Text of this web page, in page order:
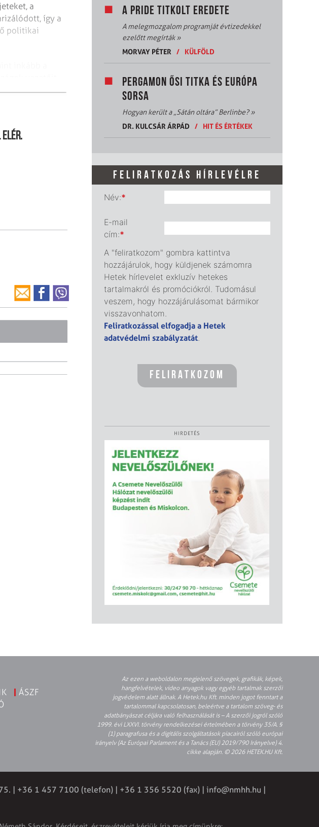
a
így a
politikai
elér.
A PRIDE TITKOLT EREDETE
A melegmozgalom programját évtizedekkel
ezelőtt megírták»
MORVAY PÉTER
/ KÜLFÖLD
PERGAMON ŐSI TITKA ÉS EURÓPA
SORSA
Hogyan került a „Sátán oltára” Berlinbe?»
DR. KULCSÁR ÁRPÁD
/ HIT ÉS ÉRTÉKEK
FELIRATKOZÁS HÍRLEVÉLRE
Név:*
E-mail
cím:*
A "feliratkozom" gombra kattintva
hozzájárulok, hogy küldjenek számomra
Hetek hírlevelet exkluzív hetekes
tartalmakról és promóciókról. Tudomásul
veszem, hogy hozzájárulásomat bármikor
visszavonhatom.
Feliratkozással elfogadja a Hetek
adatvédelmi szabályzatát.
HIRDETÉS
ÁSZF
Az ezen a weboldalon megjelenő szövegek, grafikák, képek,
hangfelvételek, video anyagok vagy egyéb tartalmak szerzői
jogvédelem alatt állnak. A Hetek.hu Kft. minden jogot fenntart a
tartalommal kapcsolatosan, beleértve a tartalom szöveg- és
adatbányászat céljára való felhasználását is – A szerzői jogról szóló
1999. évi LXXVI. törvény rendelkezései értelmében a törvény 35/A. §
(1) paragrafusa és a digitális szolgáltatások piacairól szóló európai
irányelv (Az Európai Parlament és a Tanács (EU) 2019/790 Irányelve) 4.
cikke alapján. © 2026 HETEK.HU Kft.
| +36 1 457 7100 (telefon) | +36 1 356 5520 (fax) | info@nmhh.hu